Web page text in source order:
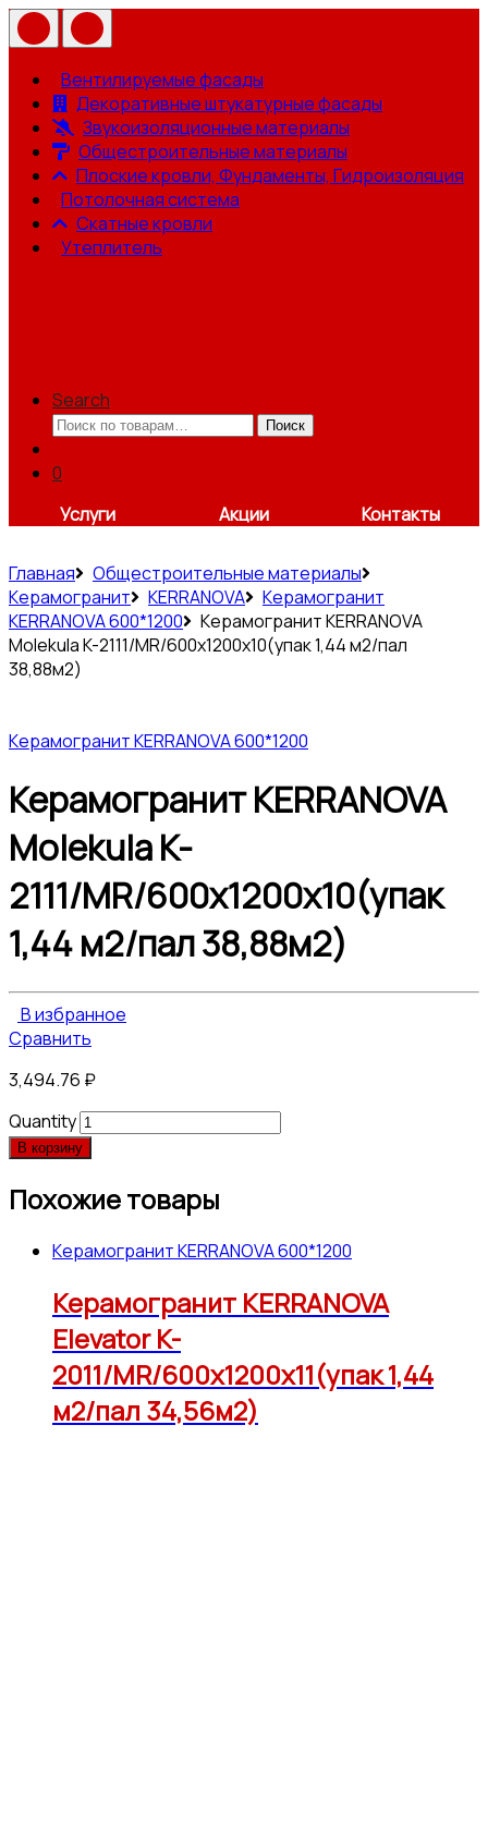
Вентилируемые фасады
Декоративные штукатурные фасады
Звукоизоляционные материалы
Общестроительные материалы
Плоские кровли, Фундаменты, Гидроизоляция
Потолочная система
Скатные кровли
Утеплитель
Search
Искать:
Поиск
0
Услуги
Акции Контакты
Главная
Общестроительные материалы
Керамогранит
KERRANOVA
Керамогранит
KERRANOVA 600*1200
Керамогранит KERRANOVA
Molekula K-2111/MR/600x1200x10(упак 1,44 м2/пал
38,88м2)
Керамогранит KERRANOVA 600*1200
Керамогранит KERRANOVA
Molekula K-
2111/MR/600x1200x10(упак
1,44 м2/пал 38,88м2)
В избранное
Сравнить
3,494.76 ₽
Quantity
В корзину
Похожие товары
Керамогранит KERRANOVA 600*1200
Керамогранит KERRANOVA
Elevator K-
2011/MR/600x1200x11(упак 1,44
м2/пал 34,56м2)